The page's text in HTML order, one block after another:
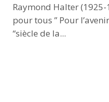
Raymond Halter
pour tous ” Pour
“siècle de la...